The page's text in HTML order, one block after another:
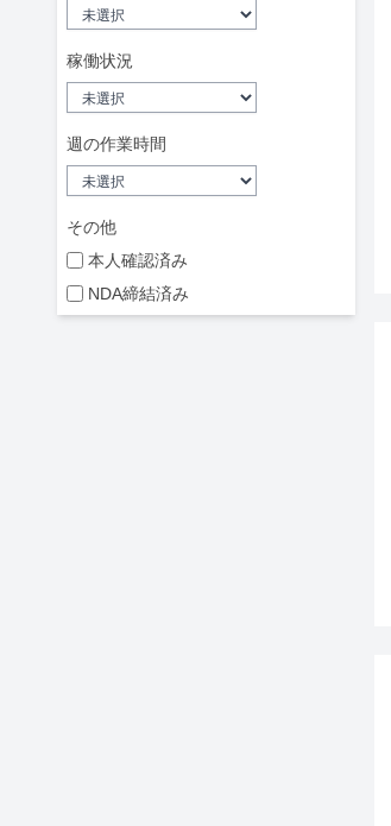
稼働状況
週の作業時間
その他
本人確認済み
NDA締結済み